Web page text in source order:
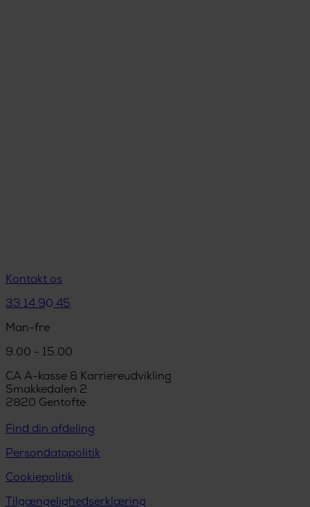
Kontakt os
33 14 90 45
Man-fre
9.00 - 15.00
CA A-kasse & Karriereudvikling
Smakkedalen 2
2820 Gentofte
Find din afdeling
Persondatapolitik
Cookiepolitik
Tilgængelighedserklæring